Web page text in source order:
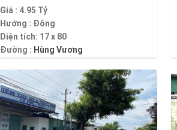
Giá : 4.95 Tỷ
Hướng : Đông
Diện tích: 17 x 80
Đường : Hùng Vương